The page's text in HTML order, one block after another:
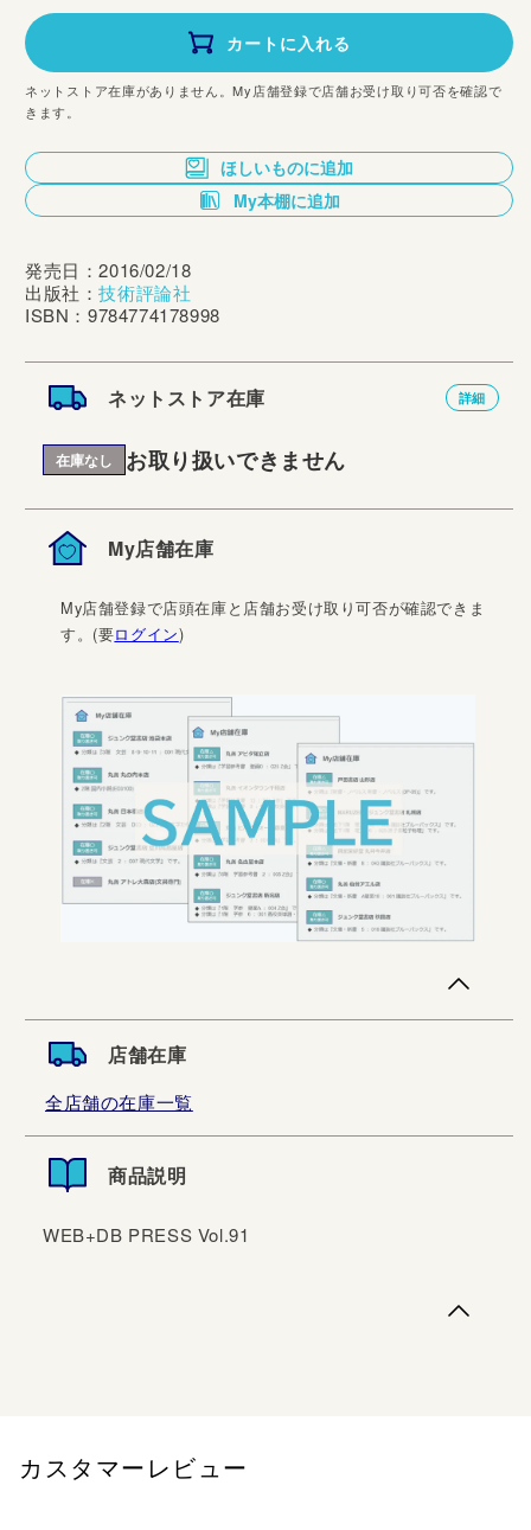
価
格
カートに入れる
ネットストア在庫がありません。My店舗登録で店舗お受け取り可否を確認で
きます。
ほしいものに追加
My本棚に追加
発売日：2016/02/18
出版社：技術評論社
ISBN：9784774178998
ネットストア在庫 詳細
在庫なし お取り扱いできません
My店舗在庫
My店舗登録で店頭在庫と店舗お受け取り可否が確認できま
す。(要ログイン)
店舗在庫
全店舗の在庫一覧
商品説明
WEB+DB PRESS Vol.91
カスタマーレビュー